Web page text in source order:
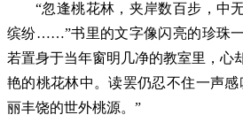
“忽逢桃花林，夹岸数百步，中
缤纷……”书里的文字像闪亮的珍珠
若置身于当年窗明几净的教室里，心
艳的桃花林中。读罢仍忍不住一声
丽丰饶的世外桃源。”